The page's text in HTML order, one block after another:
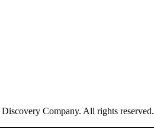
Company. All rights reserved.